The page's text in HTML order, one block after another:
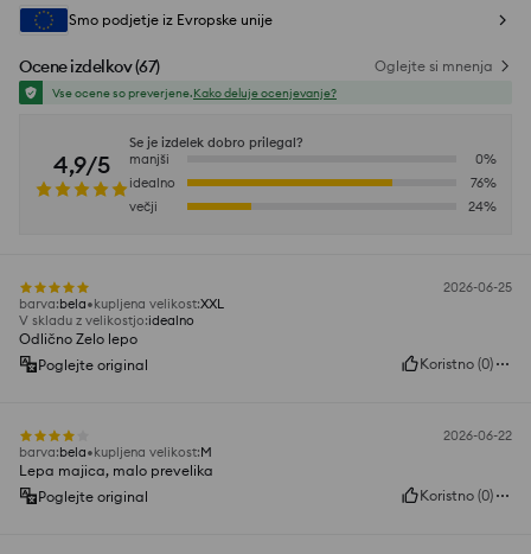
Smo podjetje iz Evropske unije
Ocene izdelkov(67) Oglejte si mnenja
Vse ocene so preverjene.Kako deluje ocenjevanje?
4,9/5
Se je izdelek dobro prilegal?
manjši
0%
idealno
76%
večji
24%
2026-06-25
barva:bela kupljena velikost:XXL
V skladu z velikostjo:idealno
Odlično Zelo lepo
Poglejte original
Koristno (0)
2026-06-22
barva:bela kupljena velikost:M
Lepa majica, malo prevelika
Poglejte original
Koristno (0)